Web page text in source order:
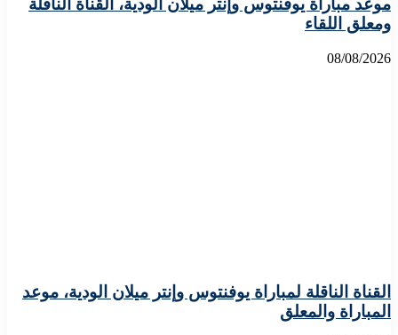
موعد مباراة يوفنتوس وإنتر ميلان الودية، القناة الناقلة
ومعلق اللقاء
08/08/2026
القناة الناقلة لمباراة يوفنتوس وإنتر ميلان الودية، موعد
المباراة والمعلق